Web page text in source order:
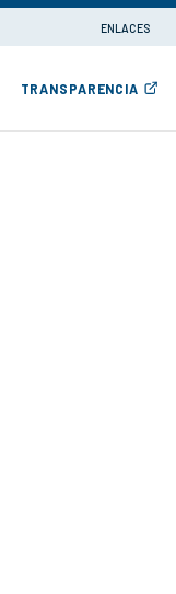
ENLACES
TRANSPARENCIA